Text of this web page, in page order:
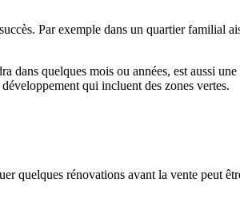
Par exemple dans un quartier familial
quelques mois ou années, est aussi
qui incluent des zones vertes.
quelques rénovations avant la vente peut